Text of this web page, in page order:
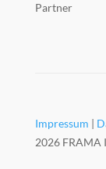
Partner
Impressum |
2026 FRAMA